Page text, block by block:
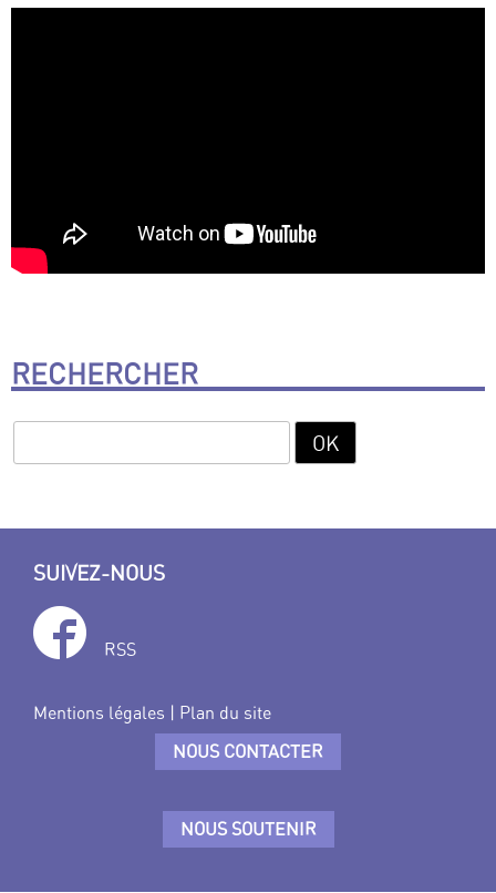
RECHERCHER
SUIVEZ-NOUS
RSS
Mentions légales | Plan du site
NOUS CONTACTER
NOUS SOUTENIR